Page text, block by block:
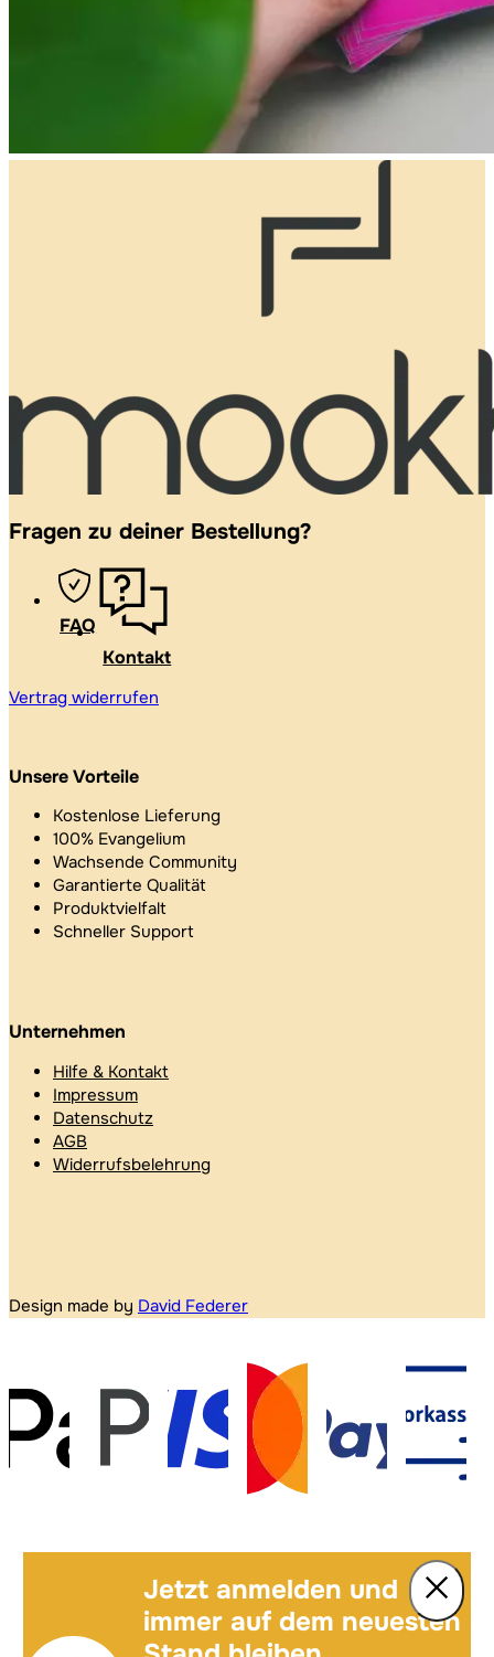
Fragen zu deiner Bestellung?
FAQ
Kontakt
Vertrag widerrufen
Unsere Vorteile
Kostenlose Lieferung
100% Evangelium
Wachsende Community
Garantierte Qualität
Produktvielfalt
Schneller Support
Unternehmen
Hilfe & Kontakt
Impressum
Datenschutz
AGB
Widerrufsbelehrung
Design made by David Federer
Jetzt anmelden und
immer auf dem neuesten